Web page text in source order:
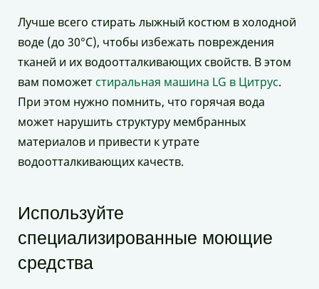
Лучше всего стирать лыжный костюм в холодной
воде (до 30°C), чтобы избежать повреждения
тканей и их водоотталкивающих свойств. В этом
вам поможет стиральная машина LG в Цитрус.
При этом нужно помнить, что горячая вода
может нарушить структуру мембранных
материалов и привести к утрате
водоотталкивающих качеств.
Используйте
специализированные моющие
средства